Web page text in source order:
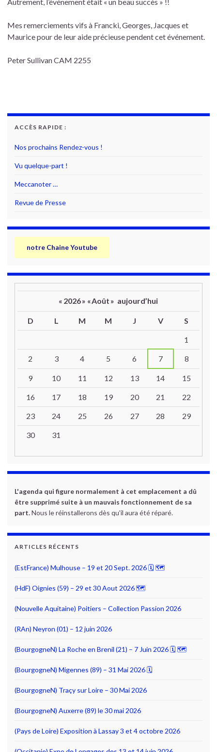
Mes remerciements vifs à Francki, Georges, Jacques et
Maurice pour de leur aide précieuse pendent cet événement.
Peter Sullivan CAM 2255
ACCÈS RAPIDE :
Nos prochains Rendez-vous !
Vu quelque-part !
Meccanoter …
Revue de Presse
notre Chaine Youtube
« 2026» «Août » aujourd’hui
D L M M J V S
1
2 3 4 5 6 7 8
9 10 11 12 13 14 15
16 17 18 19 20 21 22
23 24 25 26 27 28 29
30 31
L'agenda qui figure normalement à cet emplacement a dû
être supprimé suite à un mauvais fonctionnement de sa
part.Nous le réinstallerons dès qu'il aura été réparé.
ARTICLES RÉCENTS
(EstFrance) Mulhouse – 19 et 20 Sept. 2026 🗓 🗺
(HdF) Oignies (59) – 29 et 30 Aout 2026 🗺
(Nouvelle Aquitaine) Poitiers – Collection Passion 2026
(RAn) Neyron (01) – 12 juin 2026
(BourgogneN) La Roche en Brenil (21) – 7 Juin 2026 🗓 🗺
(BourgogneN) Migennes (89) – 31 Mai 2026 🗓
(BourgogneN) Traçy sur Loire – 30 Mai 2026
(BourgogneN) Auxerre (89) le 30 mai 2026
(Pays de Loire) Exposition à Lassay 3 et 4 octobre 2026